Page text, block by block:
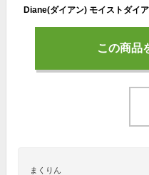
この商品
まくりん